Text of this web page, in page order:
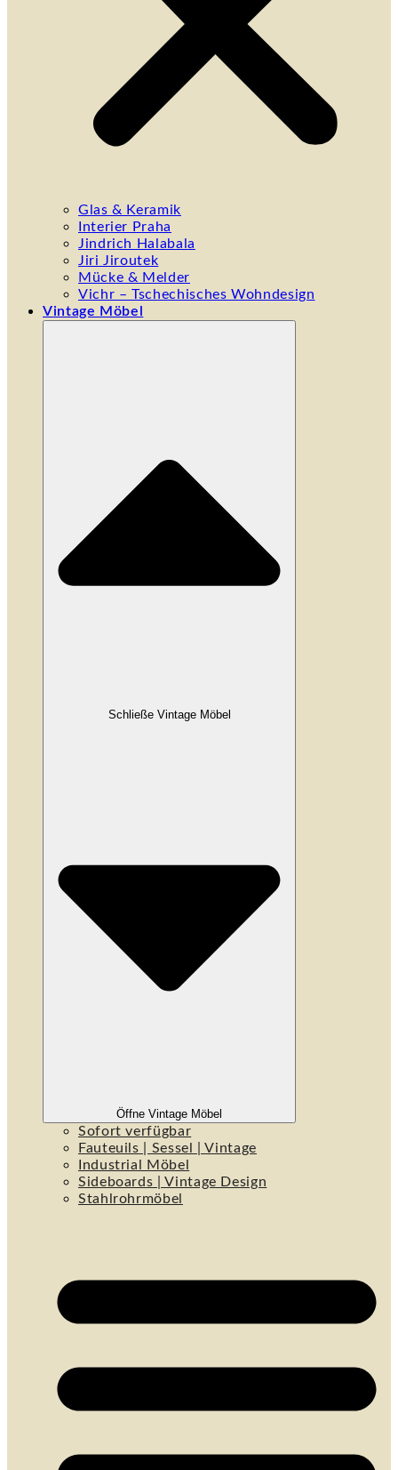
Glas & Keramik
Interier Praha
Jindrich Halabala
Jiri Jiroutek
Mücke & Melder
Vichr – Tschechisches Wohndesign
Vintage Möbel
Schließe Vintage Möbel
Öffne Vintage Möbel
Sofort verfügbar
Fauteuils | Sessel | Vintage
Industrial Möbel
Sideboards | Vintage Design
Stahlrohrmöbel